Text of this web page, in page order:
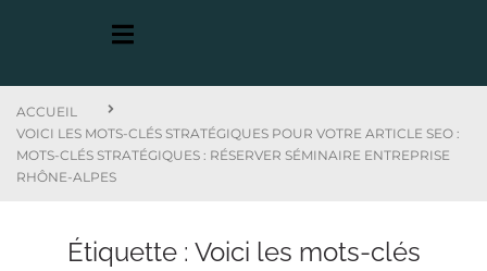
ACCUEIL
VOICI LES MOTS-CLÉS STRATÉGIQUES POUR VOTRE ARTICLE SEO :
MOTS-CLÉS STRATÉGIQUES : RÉSERVER SÉMINAIRE ENTREPRISE
RHÔNE-ALPES
Étiquette : Voici les mots-clés